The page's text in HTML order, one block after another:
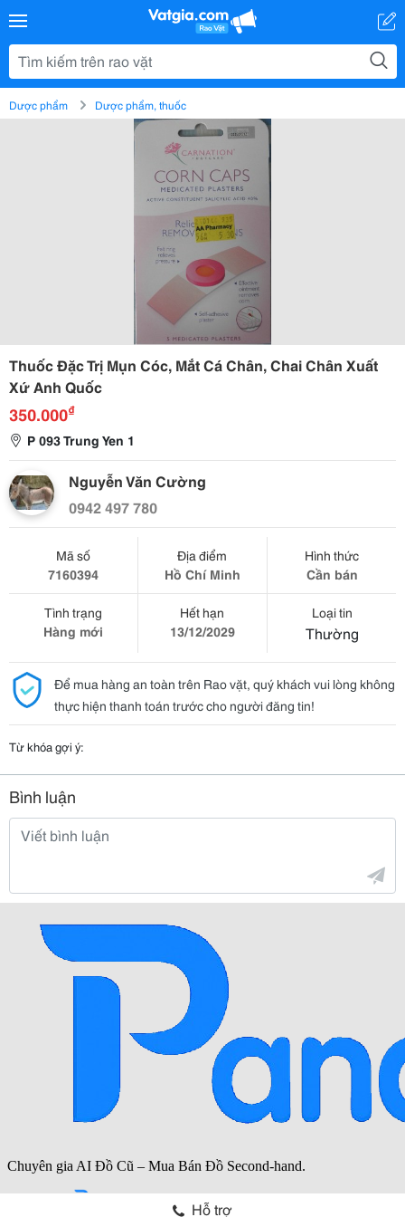
Dược phẩm Dược phẩm, thuốc
Thuốc Đặc Trị Mụn Cóc, Mắt Cá Chân, Chai Chân Xuất
Xứ Anh Quốc
350.000₫
P 093 Trung Yen 1
Nguyễn Văn Cường
0942 497 780
Mã số
7160394
Địa điểm
Hồ Chí Minh
Hình thức
Cần bán
Tình trạng
Hàng mới
Hết hạn
13/12/2029
Loại tin
Thường
Để mua hàng an toàn trên Rao vặt, quý khách vui lòng không
thực hiện thanh toán trước cho người đăng tin!
Từ khóa gợi ý:
Bình luận
Hỗ trợ